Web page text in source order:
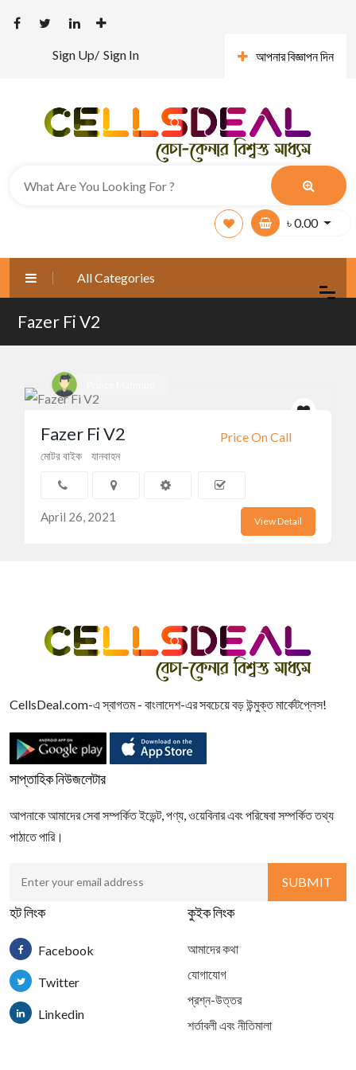
Sign Up/ Sign In আপনার বিজ্ঞাপন দিন
৳0.00
All Categories
Fazer Fi V2
Price On Call
Fazer Fi V2
মোটর বাইক যানবাহন
April 26, 2021 View Detail
CellsDeal.com-এ স্বাগতম - বাংলাদেশ-এর সবচেয়ে বড় উন্মুক্ত মার্কেটপ্লেস!
সাপ্তাহিক নিউজলেটার
আপনাকে আমাদের সেবা সম্পর্কিত ইভেন্ট, পণ্য, ওয়েবিনার এবং পরিষেবা সম্পর্কিত তথ্য
পাঠাতে পারি।
হট লিংক
Facebook
Twitter
Linkedin
কুইক লিংক
আমাদের কথা
যোগাযোগ
প্রশ্ন-উত্তর
শর্তাবলী এবং নীতিমালা